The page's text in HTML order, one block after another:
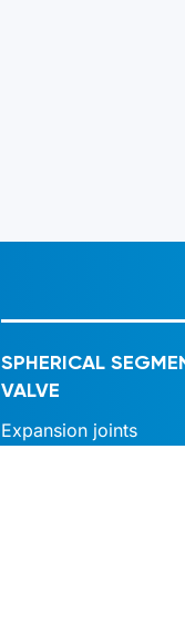
SPHERICAL
VALVE
Expansion joints